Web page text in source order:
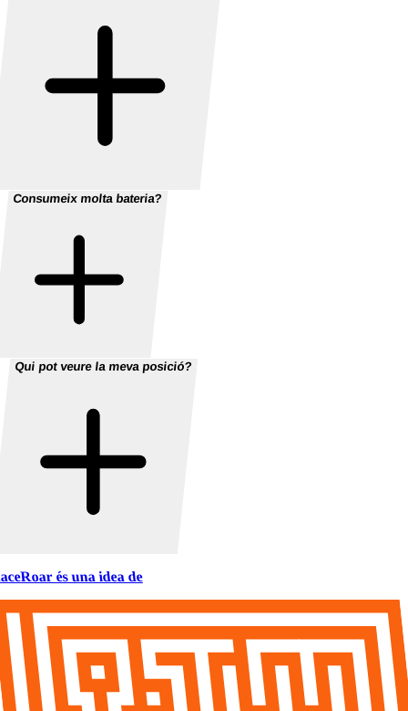
Consumeix molta bateria?
Qui pot veure la meva posició?
és una idea de